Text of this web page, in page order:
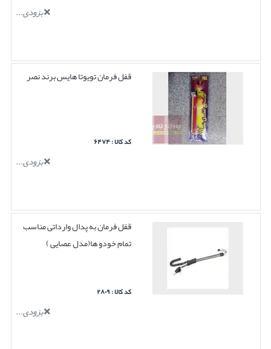
بزودی...
قفل فرمان تویوتا هایس برند نصر
کد کالا : ۶۴۷۴
بزودی...
قفل فرمان به پدال وارداتی مناسب
تمام خودو ها(مدل عصایی )
کد کالا : ۲۸۰۹
بزودی...